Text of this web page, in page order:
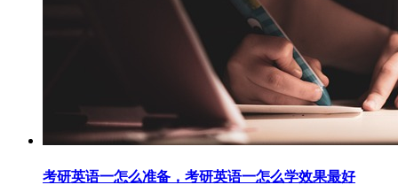
考研英语一怎么准备，考研英语一怎么学效果最好